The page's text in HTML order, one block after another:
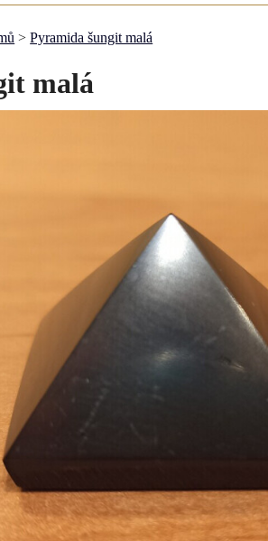
> Pyramida šungit malá
malá